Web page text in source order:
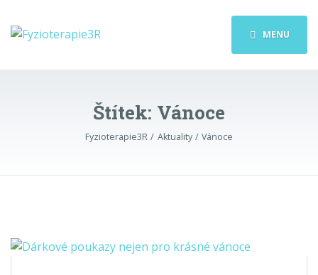
MENU
Štítek: Vánoce
Fyzioterapie3R Aktuality Vánoce